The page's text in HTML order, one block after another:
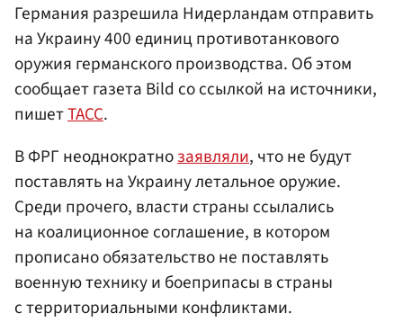
Германия разрешила Нидерландам отправить
на Украину 400 единиц противотанкового
оружия германского производства. Об этом
сообщает газета Bild со ссылкой на источники,
пишетТАСС.
В ФРГ неоднократнозаявляли, что не будут
поставлять на Украину летальное оружие.
Среди прочего, власти страны ссылались
на коалиционное соглашение, в котором
прописано обязательство не поставлять
военную технику и боеприпасы в страны
с территориальными конфликтами.